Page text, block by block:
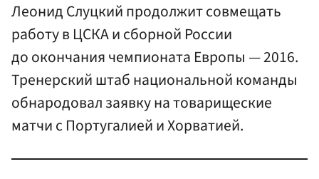
Леонид Слуцкий продолжит совмещать
работу в ЦСКА и сборной России
до окончания чемпионата Европы — 2016.
Тренерский штаб национальной команды
обнародовал заявку на товарищеские
матчи с Португалией и Хорватией.